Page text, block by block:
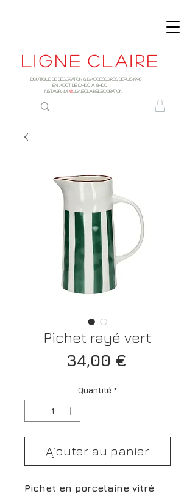
Ligne claire
Boutique de décoration & d'accessoires depuis 1998
EN AOûT DE 10h00 à 18H00
INSTAGRAM: @LIGNECLAIREDECORATION
Pichet rayé vert
34,00 €Prix
Quantité *
Ajouter au panier
Pichet en porcelaine vitré